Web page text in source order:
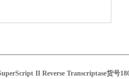
II Reverse Transcriptase货号